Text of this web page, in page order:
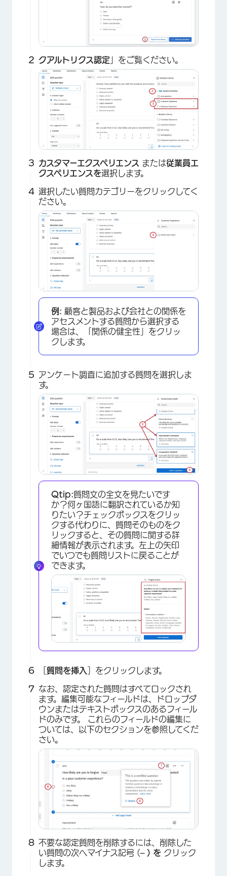
×
クアルトリクス認定 」をご覧ください。
×
カスタマーエクスペリエンス または従業員エ
クスペリエンスを選択します。
選択したい質問カテゴリーをクリックしてく
ださい。
例: 顧客と製品および会社との関係を
アセスメントする質問から選択する
場合は、「関係の健全性」をクリッ
クします。
アンケート調査に追加する質問を選択しま
す。
×
Qtip:質問文の全文を見たいです
か？何ヶ国語に翻訳されているか知
りたい？チェックボックスをクリッ
クする代わりに、質問そのものをク
リックすると、その質問に関する詳
細情報が表示されます。左上の矢印
でいつでも質問リストに戻ることが
できます。
質問を挿入 ］をクリックします。
なお、認定された質問はすべてロックされ
ます。編集可能なフィールドは、ドロップダ
ウンまたはテキストボックスのあるフィール
ドのみです。 これらのフィールドの編集に
ついては、以下のセクションを参照してくだ
さい。
不要な認定質問を削除するには、削除した
い質問の次へマイナス記号 (– ) を クリック
します。